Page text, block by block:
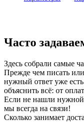
Опции
на
товара.
Часто
Здесь собрали самые
Прежде чем писать
нужный ответ уже
объяснить всё: от
Если не нашли
мы всегда на связи!
Сколько занимает